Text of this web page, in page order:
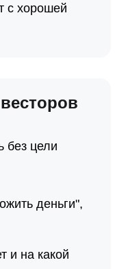
с хорошей
без цели
деньги",
и на какой